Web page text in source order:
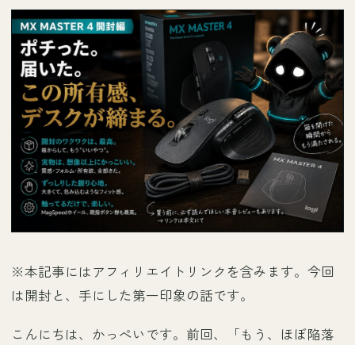
※本記事にはアフィリエイトリンクを含みます。今回
は開封と、手にした第一印象の話です。
こんにちは、かっぺいです。 前回、「もう、ほぼ陥落